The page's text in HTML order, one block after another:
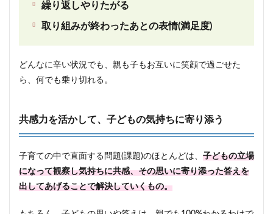
繰り返しやりたがる
取り組みが終わったあとの表情(満足度)
どんなに辛い状況でも、親も子もお互いに笑顔で過ごせた
ら、何でも乗り切れる。
共感力を活かして、子どもの気持ちに寄り添う
子育ての中で直面する問題(課題)のほとんどは、 子どもの立場
になって観察し気持ちに共感、その思いに寄り添った答えを
出してあげることで解決していくもの。